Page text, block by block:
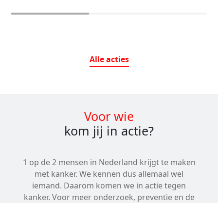
Alleacties
Voor wie
kom jij in actie?
1 op de 2 mensen in Nederland krijgt te maken
met kanker. We kennen dus allemaal wel
iemand. Daarom komen we in actie tegen
kanker. Voor meer onderzoek, preventie en de